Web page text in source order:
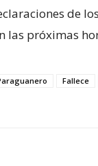
de
las próximas
Fallece